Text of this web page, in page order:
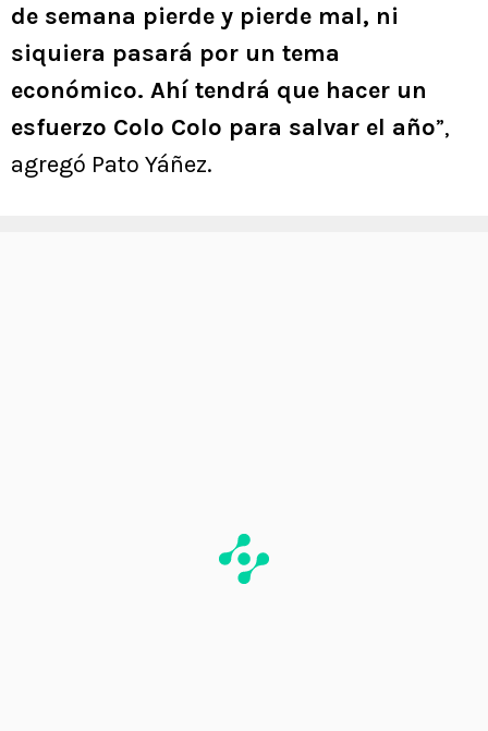
de semana pierde y pierde mal, ni
siquiera pasará por un tema
económico. Ahí tendrá que hacer un
esfuerzo Colo Colo para salvar el año”,
agregó Pato Yáñez.